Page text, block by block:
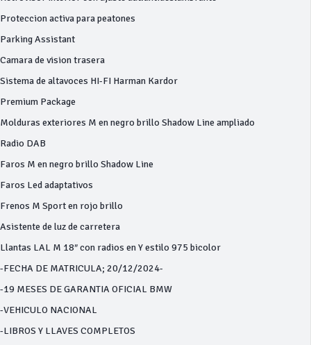
Proteccion activa para peatones
Parking Assistant
Camara de vision trasera
Sistema de altavoces HI-FI Harman Kardor
Premium Package
Molduras exteriores M en negro brillo Shadow Line ampliado
Radio DAB
Faros M en negro brillo Shadow Line
Faros Led adaptativos
Frenos M Sport en rojo brillo
Asistente de luz de carretera
Llantas LAL M 18″ con radios en Y estilo 975 bicolor
-FECHA DE MATRICULA; 20/12/2024-
-19 MESES DE GARANTIA OFICIAL BMW
-VEHICULO NACIONAL
-LIBROS Y LLAVES COMPLETOS